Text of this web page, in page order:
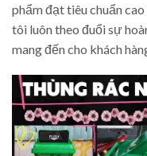
phẩm đạt tiêu chuẩn
tôi luôn theo đuổi sự
mang đến cho khách